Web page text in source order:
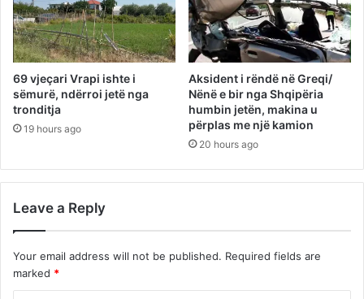
69 vjeçari Vrapi ishte i
sëmurë, ndërroi jetë nga
tronditja
19 hours ago
Aksident i rëndë në Greqi/
Nënë e bir nga Shqipëria
humbin jetën, makina u
përplas me një kamion
20 hours ago
Leave a Reply
Your email address will not be published. Required fields are
marked *